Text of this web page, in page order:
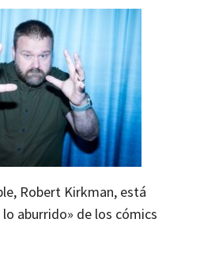
Robert Kirkman, está
aburrido» de los cómics